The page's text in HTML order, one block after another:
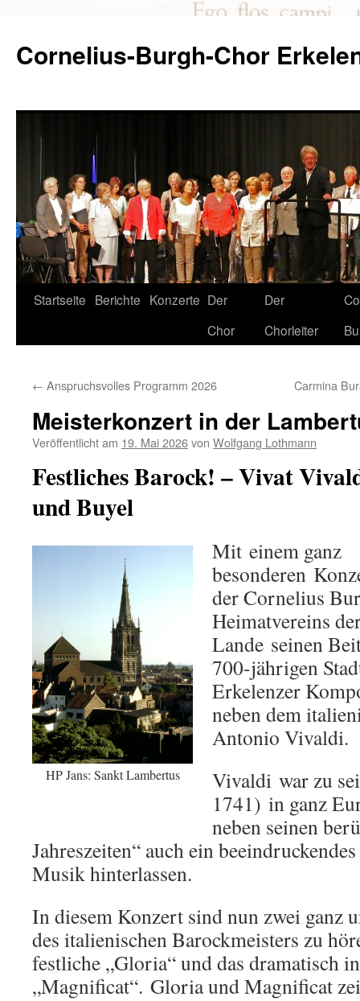
springen
Cornelius-Burgh-Chor
Startseite Berichte Konzerte Der
Chor
Der
Chorleiter
← Anspruchsvolles Programm 2026 Carmina
Meisterkonzert in der
Veröffentlicht am 19. Mai 2026von Wolfgang Lothmann
Festliches Barock! – Vivat
und Buyel
HP Jans: Sankt Lambertus
Mit einem ganz
besonderen
der Cornelius
Heimatvereins
Lande seinen
700-jährigen
Erkelenzer
neben dem
Antonio Vivaldi.
Vivaldi war zu
1741) in ganz
neben seinen
Jahreszeiten“ auch ein
Musik hinterlassen.
In diesem Konzert sind nun zwei ganz
des italienischen Barockmeisters zu
festliche „Gloria“ und das dramatisch
„Magnificat“. Gloria und Magnificat